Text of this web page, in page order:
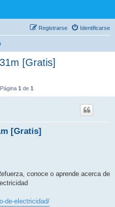
Identificarse
Registrarse
[Gratis]
1 de 1
[Gratis]
conoce o aprende acerca de
de-electricidad/